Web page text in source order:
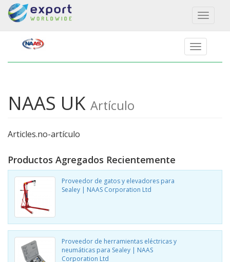
Toggle
NAAS UK Artículo
Articles.no-artículo
Productos Agregados Recientemente
Proveedor de gatos y elevadores para
Sealey | NAAS Corporation Ltd
Proveedor de herramientas eléctricas y
neumáticas para Sealey | NAAS
Corporation Ltd